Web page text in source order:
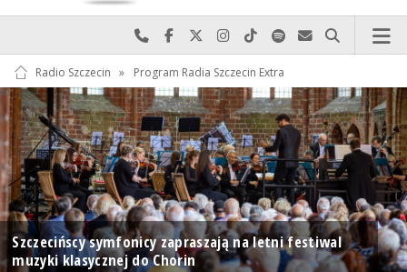
Najlepiej po prostu do nas zadzwoń
Odwiedź nas na Facebook-u
Odwiedź nas na X
Odwiedź nas na Instagram-ie
Odwiedź nas na TikTok-u
Szukaj nas na Spotify
Wyślij do nas
Szukaj
Radio Szczecin » Program Radia Szczecin Extra
Szczecińscy symfonicy zapraszają na letni festiwal
muzyki klasycznej do Chorin